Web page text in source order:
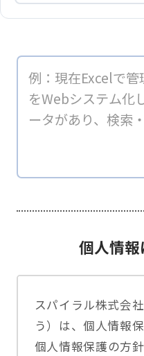
個人情
スパイラル株式会
う）は、個人情報
個人情報保護の方